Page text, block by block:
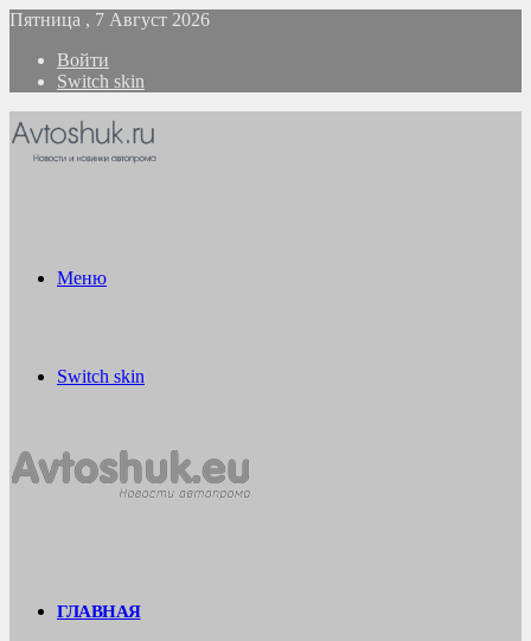
Пятница , 7 Август 2026
Войти
Switch skin
Меню
Switch skin
ГЛАВНАЯ